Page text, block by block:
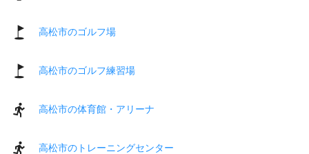
高松市のゴルフ場
高松市のゴルフ練習場
高松市の体育館・アリーナ
高松市のトレーニングセンター